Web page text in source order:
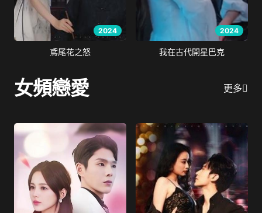
2024
鳶尾花之怒
2024
我在古代開星巴克
女頻戀愛 更多